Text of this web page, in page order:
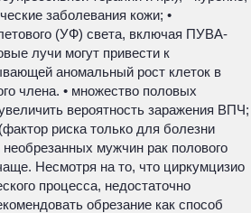
заболевания кожи; •
(УФ) света, включая ПУВА-
лучи могут привести к
аномальный рост клеток в
члена. • множество половых
вероятность заражения ВПЧ;
риска только для болезни
мужчин рак полового
Несмотря на то, что циркумцизио
процесса, недостаточно
обрезание как способ